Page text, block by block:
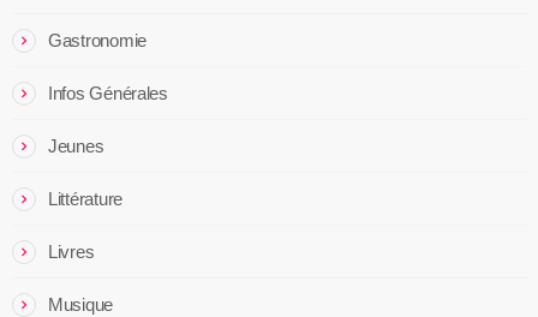
Gastronomie
Infos Générales
Jeunes
Littérature
Livres
Musique